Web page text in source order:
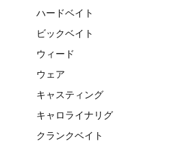
ハードベイト
ビックベイト
ウィード
ウェア
キャスティング
キャロライナリグ
クランクベイト